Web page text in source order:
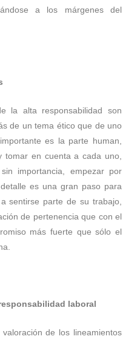
a los márgenes del
la alta responsabilidad son
de un tema ético que de uno
es la parte human,
tomar en cuenta a cada uno,
importancia, empezar por
es una gran paso para
sentirse parte de su trabajo,
de pertenencia que con el
más fuerte que sólo el
laboral
de los lineamientos